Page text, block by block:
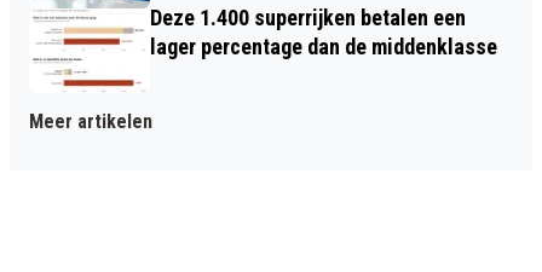
Deze 1.400 superrijken betalen een
lager percentage dan de middenklasse
Meer artikelen